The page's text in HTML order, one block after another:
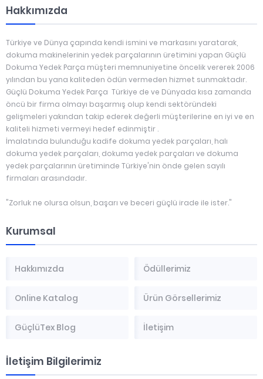
Hakkımızda
Türkiye ve Dünya çapında kendi ismini ve markasını yaratarak,
dokuma makinelerinin yedek parçalarının üretimini yapan Güçlü
Dokuma Yedek Parça müşteri memnuniyetine öncelik vererek 2006
yılından bu yana kaliteden ödün vermeden hizmet sunmaktadır.
Güçlü Dokuma Yedek Parça Türkiye de ve Dünyada kısa zamanda
öncü bir firma olmayı başarmış olup kendi sektöründeki
gelişmeleri yakından takip ederek değerli müşterilerine en iyi ve en
kaliteli hizmeti vermeyi hedef edinmiştir .
İmalatında bulunduğu kadife dokuma yedek parçaları, halı
dokuma yedek parçaları, dokuma yedek parçaları ve dokuma
yedek parçalarının üretiminde Türkiye'nin önde gelen sayılı
firmaları arasındadır.
"Zorluk ne olursa olsun, başarı ve beceri güçlü irade ile ister."
Kurumsal
Hakkımızda Ödüllerimiz
Online Katalog Ürün Görsellerimiz
GüçlüTex Blog İletişim
İletişim Bilgilerimiz